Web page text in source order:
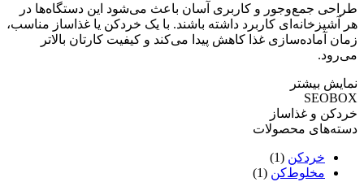
طراحی جمع‌وجور و کاربری آسان باعث می‌شود این دستگاه‌ها در
هر آشپزخانه‌ای کاربرد داشته باشند. با یک خردکن یا غذاساز مناسب،
زمان آماده‌سازی غذا کاهش پیدا می‌کند و کیفیت کارتان بالاتر
می‌رود.
نمایش بیشتر
SEOBOX
خردکن و غذاساز
دسته‌های محصولات
خردکن (1)
مخلوط‌کن (1)